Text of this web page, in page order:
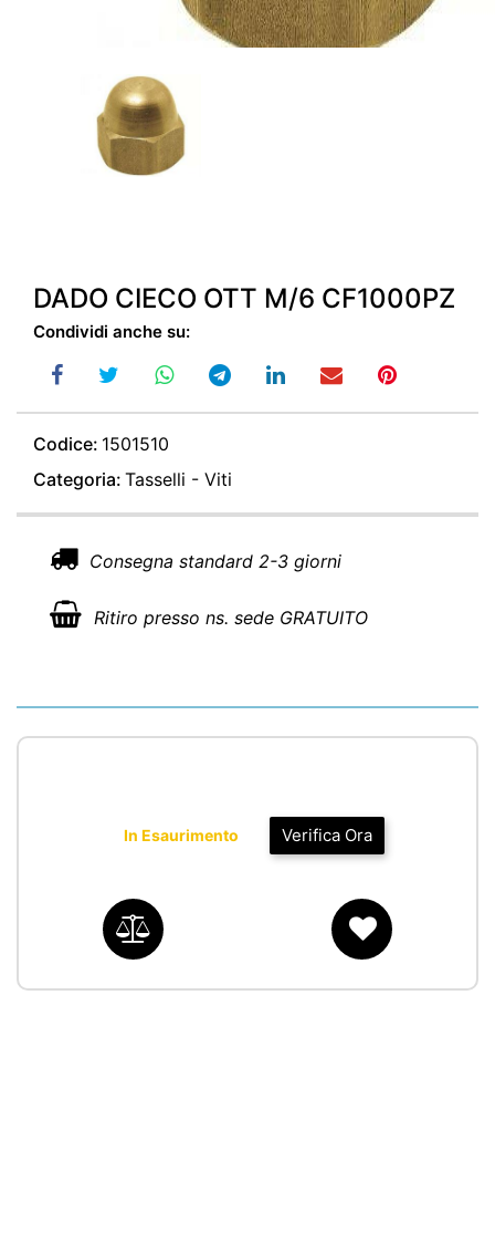
DADO CIECO OTT M/6 CF1000PZ
Condividi anche su:
Codice: 1501510
Categoria: Tasselli - Viti
Consegna standard 2-3 giorni
Ritiro presso ns. sede GRATUITO
Verifica Ora
In Esaurimento